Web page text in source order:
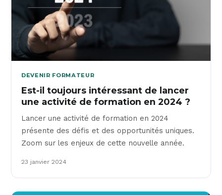
DEVENIR FORMATEUR
Est-il toujours intéressant de lancer
une activité de formation en 2024 ?
Lancer une activité de formation en 2024
présente des défis et des opportunités uniques.
Zoom sur les enjeux de cette nouvelle année.
23 janvier 2024